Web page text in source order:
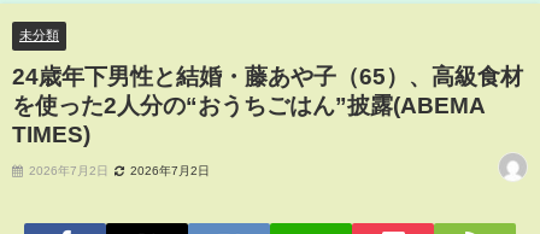
未分類
24歳年下男性と結婚・藤あや子（65）、高級食材
を使った2人分の“おうちごはん”披露(ABEMA
TIMES)
2026年7月2日 2026年7月2日